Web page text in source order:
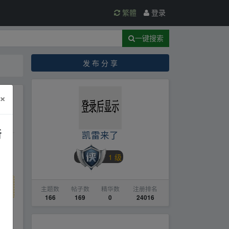
繁體 登录
一键搜索
发 布 分 享
凯雷来了
1 级
主题数
166
帖子数
169
精华数
0
注册排名
24016
×